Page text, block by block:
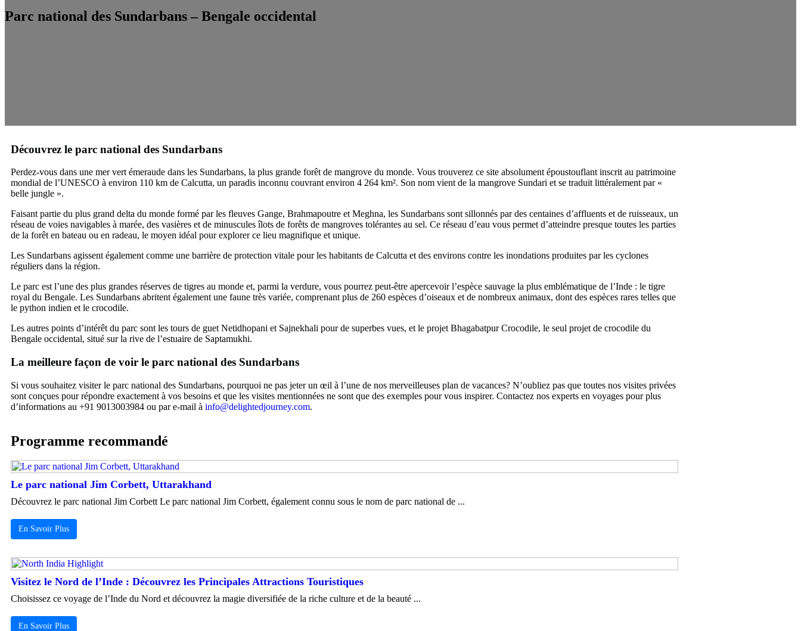
Parc national des Sundarbans – Bengale occidental
Découvrez le parc national des Sundarbans
Perdez-vous dans une mer vert émeraude dans les Sundarbans, la plus grande forêt de mangrove du monde. Vous trouverez ce site absolument époustouflant inscrit au patrimoine
mondial de l’UNESCO à environ 110 km de Calcutta, un paradis inconnu couvrant environ 4 264 km². Son nom vient de la mangrove Sundari et se traduit littéralement par «
belle jungle ».
Faisant partie du plus grand delta du monde formé par les fleuves Gange, Brahmapoutre et Meghna, les Sundarbans sont sillonnés par des centaines d’affluents et de ruisseaux, un
réseau de voies navigables à marée, des vasières et de minuscules îlots de forêts de mangroves tolérantes au sel. Ce réseau d’eau vous permet d’atteindre presque toutes les parties
de la forêt en bateau ou en radeau, le moyen idéal pour explorer ce lieu magnifique et unique.
Les Sundarbans agissent également comme une barrière de protection vitale pour les habitants de Calcutta et des environs contre les inondations produites par les cyclones
réguliers dans la région.
Le parc est l’une des plus grandes réserves de tigres au monde et, parmi la verdure, vous pourrez peut-être apercevoir l’espèce sauvage la plus emblématique de l’Inde : le tigre
royal du Bengale. Les Sundarbans abritent également une faune très variée, comprenant plus de 260 espèces d’oiseaux et de nombreux animaux, dont des espèces rares telles que
le python indien et le crocodile.
Les autres points d’intérêt du parc sont les tours de guet Netidhopani et Sajnekhali pour de superbes vues, et le projet Bhagabatpur Crocodile, le seul projet de crocodile du
Bengale occidental, situé sur la rive de l’estuaire de Saptamukhi.
La meilleure façon de voir le parc national des Sundarbans
Si vous souhaitez visiter le parc national des Sundarbans, pourquoi ne pas jeter un œil à l’une de nos merveilleuses plan de vacances? N’oubliez pas que toutes nos visites privées
sont conçues pour répondre exactement à vos besoins et que les visites mentionnées ne sont que des exemples pour vous inspirer. Contactez nos experts en voyages pour plus
d’informations au +91 9013003984 ou par e-mail à info@delightedjourney.com.
Programme recommandé
Le parc national Jim Corbett, Uttarakhand
Découvrez le parc national Jim Corbett Le parc national Jim Corbett, également connu sous le nom de parc national de ...
En Savoir Plus
Visitez le Nord de l’Inde : Découvrez les Principales Attractions Touristiques
Choisissez ce voyage de l’Inde du Nord et découvrez la magie diversifiée de la riche culture et de la beauté ...
En Savoir Plus